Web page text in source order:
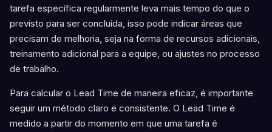
tarefa específica regularmente leva mais tempo do que o
previsto para ser concluída, isso pode indicar áreas que
precisam de melhoria, seja na forma de recursos adicionais,
treinamento adicional para a equipe, ou ajustes no processo
de trabalho.
Para calcular o Lead Time de maneira eficaz, é importante
seguir um método claro e consistente. O Lead Time é
medido a partir do momento em que uma tarefa é